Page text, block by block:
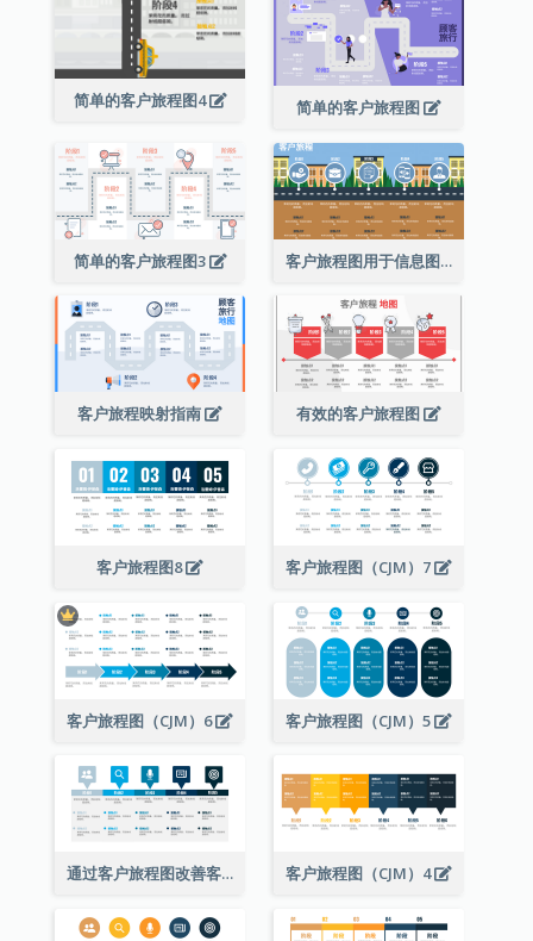
简单的客户旅程图4 简单的客户旅程图
简单的客户旅程图3 客户旅程图用于信息图
客户旅程映射指南 有效的客户旅程图
客户旅程图8 客户旅程图（CJM）7
客户旅程图（CJM）6 客户旅程图（CJM）5
通过客户旅程图改善客户体验 客户旅程图（CJM）4